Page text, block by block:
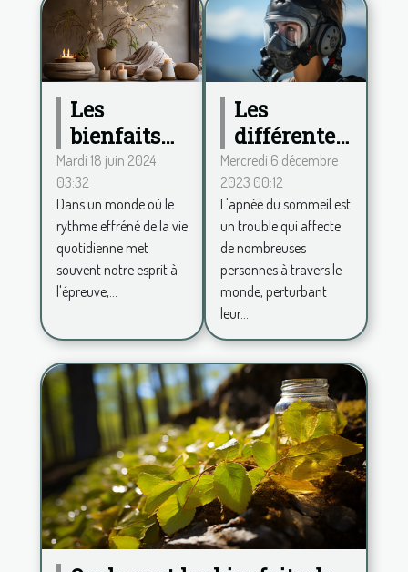
Les
bienfaits
de la
décoration
zen pour
un espace
de vie
apaisant
Mardi 18 juin 2024
03:32
Dans un monde où le
rythme effréné de la vie
quotidienne met
souvent notre esprit à
l'épreuve,...
Les
différentes
formes
d'apnée du
sommeil
Mercredi 6 décembre
2023 00:12
L'apnée du sommeil est
un trouble qui affecte
de nombreuses
personnes à travers le
monde, perturbant
leur...